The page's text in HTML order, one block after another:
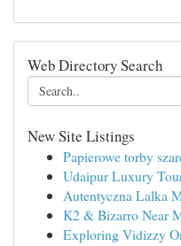
Web Directory Search
New Site Listings
Papierowe torby
Udaipur Luxury
Autentyczna Lalka
K2 & Bizarro Near
Exploring Vidizzy